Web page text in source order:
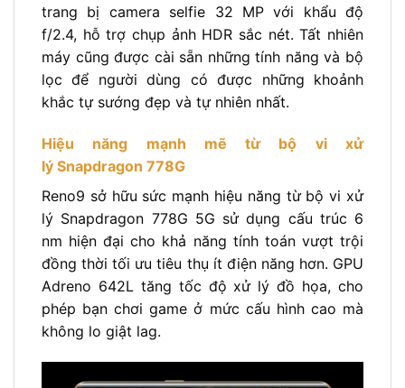
trang bị camera selfie 32 MP với khẩu độ
f/2.4, hỗ trợ chụp ảnh HDR sắc nét. Tất nhiên
máy cũng được cài sẵn những tính năng và bộ
lọc để người dùng có được những khoảnh
khắc tự sướng đẹp và tự nhiên nhất.
Hiệu năng mạnh mẽ từ bộ vi xử
lý Snapdragon 778G
Reno9 sở hữu sức mạnh hiệu năng từ bộ vi xử
lý Snapdragon 778G 5G sử dụng cấu trúc 6
nm hiện đại cho khả năng tính toán vượt trội
đồng thời tối ưu tiêu thụ ít điện năng hơn. GPU
Adreno 642L tăng tốc độ xử lý đồ họa, cho
phép bạn chơi game ở mức cấu hình cao mà
không lo giật lag.